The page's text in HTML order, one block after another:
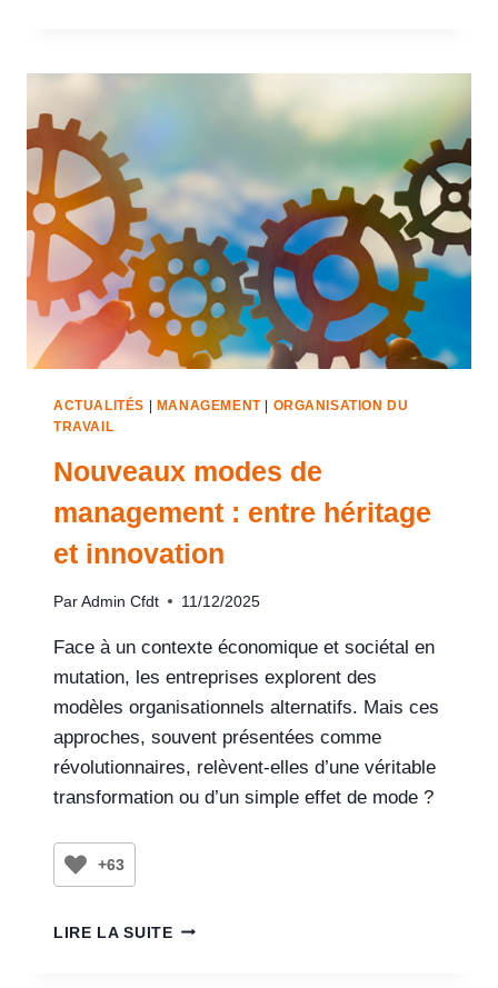
ACTUALITÉS MANAGEMENT| ORGANISATION DU
TRAVAIL
Nouveaux modes de
management : entre héritage
et innovation
Par Admin Cfdt 11/12/2025
Face à un contexte économique et sociétal en
mutation, les entreprises explorent des
modèles organisationnels alternatifs. Mais ces
approches, souvent présentées comme
révolutionnaires, relèvent-elles d’une véritable
transformation ou d’un simple effet de mode ?
+63
LIRE LA SUITE